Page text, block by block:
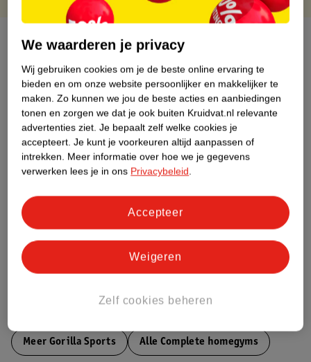
Over dit product
Productinformatie
Etiketinformatie
Nature Impact Score
Dit product heeft (nog) geen Nature
Bestel & Bezorginformatie
Meer Gorilla Sports Alle Complete homegyms
We waarderen je privacy
Wij gebruiken cookies om je de beste online ervaring te
bieden en om onze website persoonlijker en makkelijker te
maken. Zo kunnen we jou de beste acties en aanbiedingen
tonen en zorgen we dat je ook buiten Kruidvat.nl relevante
advertenties ziet. Je bepaalt zelf welke cookies je
accepteert. Je kunt je voorkeuren altijd aanpassen of
intrekken. Meer informatie over hoe we je gegevens
verwerken lees je in ons Privacybeleid.
Zelf cookies beheren
Weigeren
Accepteer